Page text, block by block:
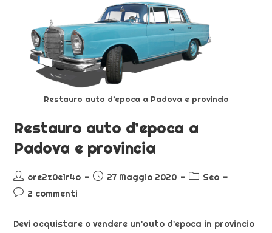
Restauro auto d’epoca a Padova e provincia
Restauro auto d’epoca a
Padova e provincia
ore2z0e1r4o 27 Maggio 2020
Seo
2 commenti
Devi acquistare o vendere un'auto d'epoca in provincia